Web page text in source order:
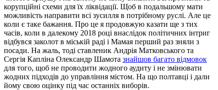
корупційні схеми для їх ліквідації. Щоб в подальшому мати
можливість направити всі зусилля в потрібному руслі. Але це
коли є таке бажання. Про це я продовжую казати ще з тих
часів, коли в далекому 2018 році внаслідок політичних інтриг
відбувся заколот в міській раді і Мамая перший раз зняли з
посади. На жаль, тоді ставленик Андрія Матковського та
Сергія Капліна Олександр Шамота знайшов багато відмовок
для того, щоб не проводити жодного аудиту і не змінювати
жодних підходів до управління містом. На що полтавці і дали
йому свою оцінку під час останніх виборів.